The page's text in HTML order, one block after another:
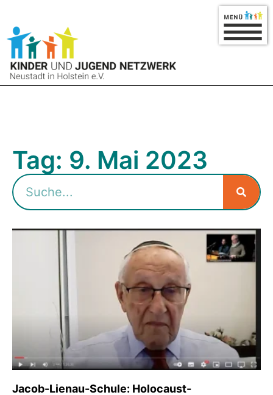
Tag: 9. Mai 2023
Jacob-Lienau-Schule: Holocaust-